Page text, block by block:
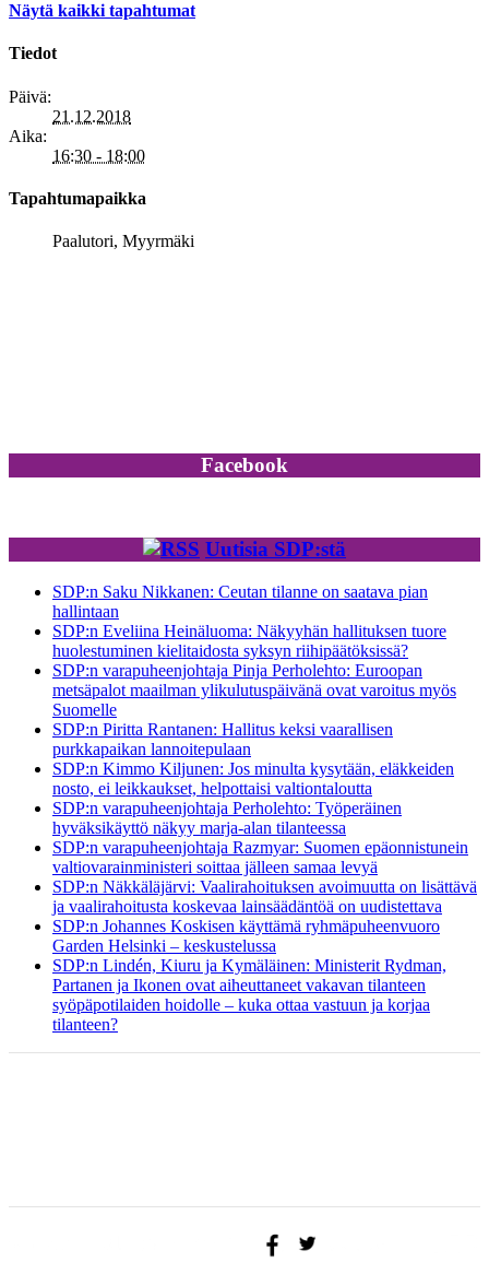
Näytä kaikki tapahtumat
Tiedot
Päivä:
21.12.2018
Aika:
16:30 - 18:00
Tapahtumapaikka
Paalutori, Myyrmäki
Facebook
Uutisia SDP:stä
SDP:n Saku Nikkanen: Ceutan tilanne on saatava pian
hallintaan
SDP:n Eveliina Heinäluoma: Näkyyhän hallituksen tuore
huolestuminen kielitaidosta syksyn riihipäätöksissä?
SDP:n varapuheenjohtaja Pinja Perholehto: Euroopan
metsäpalot maailman ylikulutuspäivänä ovat varoitus myös
Suomelle
SDP:n Piritta Rantanen: Hallitus keksi vaarallisen
purkkapaikan lannoitepulaan
SDP:n Kimmo Kiljunen: Jos minulta kysytään, eläkkeiden
nosto, ei leikkaukset, helpottaisi valtiontaloutta
SDP:n varapuheenjohtaja Perholehto: Työperäinen
hyväksikäyttö näkyy marja-alan tilanteessa
SDP:n varapuheenjohtaja Razmyar: Suomen epäonnistunein
valtiovarainministeri soittaa jälleen samaa levyä
SDP:n Näkkäläjärvi: Vaalirahoituksen avoimuutta on lisättävä
ja vaalirahoitusta koskevaa lainsäädäntöä on uudistettava
SDP:n Johannes Koskisen käyttämä ryhmäpuheenvuoro
Garden Helsinki – keskustelussa
SDP:n Lindén, Kiuru ja Kymäläinen: Ministerit Rydman,
Partanen ja Ikonen ovat aiheuttaneet vakavan tilanteen
syöpäpotilaiden hoidolle – kuka ottaa vastuun ja korjaa
tilanteen?